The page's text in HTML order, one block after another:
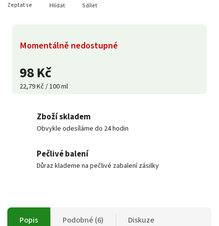
98 Kč
22,79 Kč / 100 ml
Momentálně nedostupné
Zeptat se Hlídat Sdílet
Zboží skladem
Obvykle odesíláme do 24 hodin
Pečlivé balení
Důraz klademe na pečlivé zabalení zásilky
Popis Podobné (6) Diskuze